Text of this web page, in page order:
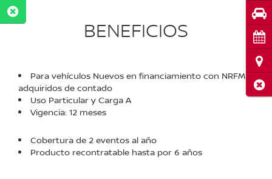
BENEFICIOS
Para vehículos Nuevos en financiamiento con NRFM y
adquiridos de contado
Uso Particular y Carga A
Vigencia: 12 meses
Cobertura de 2 eventos al año
Producto recontratable hasta por 6 años